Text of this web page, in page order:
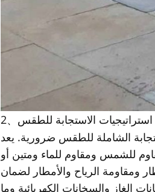
2、 استراتيجيات الاستجابة للطقس
الشاملة للطقس ضرورية. يعد
للشمس ومقاوم للماء ومتين أو
ومقاومة الرياح والأمطار لضمان
الغاز والسخانات الكهربائية وما